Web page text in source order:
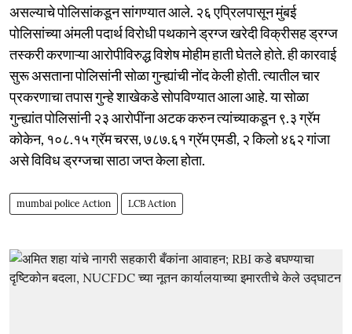
असल्याचे पोलिसांकडून सांगण्यात आले. २६ एप्रिलपासून मुंबई
पोलिसांच्या अंमली पदार्थ विरोधी पथकाने ड्रग्ज खरेदी विक्रीसह ड्रग्ज
तस्करी करणाऱ्या आरोपीविरुद्ध विशेष मोहीम हाती घेतले होते. ही कारवाई
सुरू असताना पोलिसांनी सोळा गुन्ह्यांची नोंद केली होती. त्यातील चार
प्रकरणाचा तपास गुन्हे शाखेकडे सोपविण्यात आला आहे. या सोळा
गुन्ह्यांत पोलिसांनी २३ आरोपींना अटक करुन त्यांच्याकडून ९.३ ग्रॅम
कोकेन, १०८.१५ ग्रॅम चरस, ७८७.६१ ग्रॅम एमडी, २ किलो ४६२ गांजा
असे विविध ड्रग्जचा साठा जप्त केला होता.
mumbai police Action LCB Action